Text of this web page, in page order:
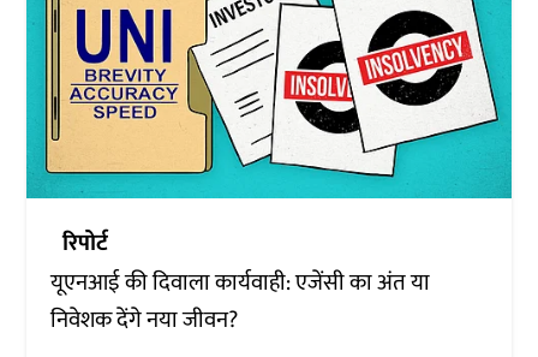
रिपोर्ट
यूएनआई की दिवाला कार्यवाही: एजेंसी का अंत या
निवेशक देंगे नया जीवन?